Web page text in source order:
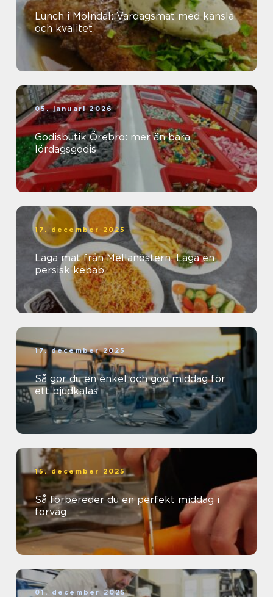
Lunch i Mölndal: Vardagsmat med känsla
och kvalitet
05. januari 2026
Godisbutik Örebro: mer än bara
lördagsgodis
17. december 2025
Laga mat från Mellanöstern: Laga en
persisk kebab
17. december 2025
Så gör du en enkel och god middag för
ett bjudkalas
15. december 2025
Så förbereder du en perfekt middag i
förväg
01. december 2025